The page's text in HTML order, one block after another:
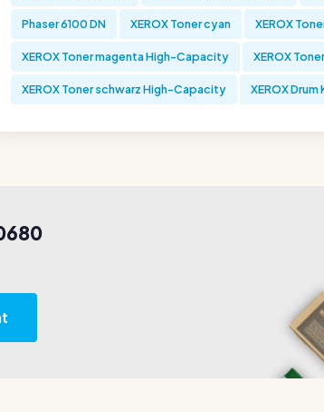
Phaser 6100 DN XEROX Toner cyan XEROX
XEROX Toner magenta High-Capacity XEROX
XEROX Toner schwarz High-Capacity XEROX Drum